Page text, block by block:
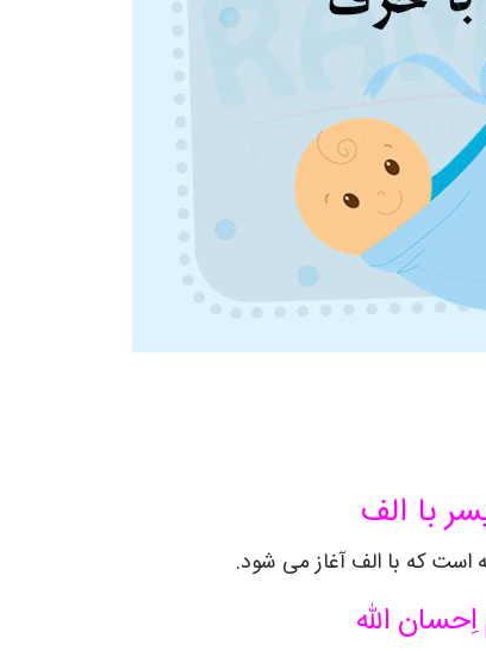
با الف
است که با الف آغاز می شود.
الله